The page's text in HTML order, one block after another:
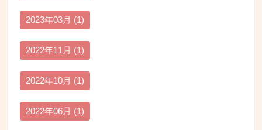
2023年03月 (1)
2022年11月 (1)
2022年10月 (1)
2022年06月 (1)